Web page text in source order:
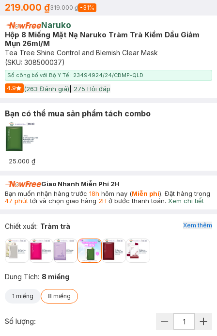
219.000 ₫319.000 ₫ -31%
Naruko
Hộp 8 Miếng Mặt Nạ Naruko Tràm Trà Kiềm Dầu Giảm
Mụn 26ml/M
Tea Tree Shine Control and Blemish Clear Mask
(SKU: 308500037)
Số công bố với Bộ Y Tế : 23494924/24/CBMP-QLD
4.9
Start Icon
(263 Đánh giá) 275 Hỏi đáp
Bạn có thể mua sản phẩm tách combo
25.000 ₫
Giao Nhanh Miễn Phí 2H
Bạn muốn nhận hàng trước 18h hôm nay (Miễn phí). Đặt hàng trong
47 phúttới và chọn giao hàng 2H ở bước thanh toán. Xem chi tiết
Chiết xuất: Tràm trà
Dung Tích: 8 miếng
1 miếng 8 miếng
Xem thêm
Số lượng: